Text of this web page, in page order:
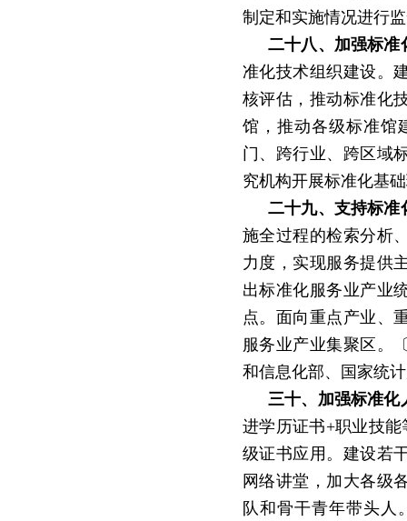
制定和实施情况进行
二十八、加强标准
准化技术组织建设。
核评估，推动标准化
馆，推动各级标准馆
门、跨行业、跨区域
究机构开展标准化基
二十九、支持标准
施全过程的检索分析
力度，实现服务提供
出标准化服务业产业
点。面向重点产业、
服务业产业集聚区。
和信息化部、国家统
三十、加强标准化
进学历证书+职业技能
级证书应用。建设若
网络讲堂，加大各级
队和骨干青年带头人